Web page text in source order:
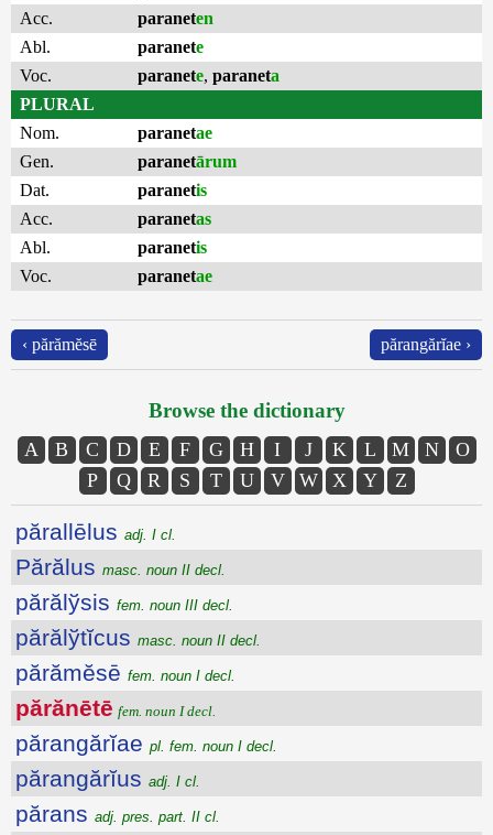
Acc.
paraneten
Abl.
paranete
Voc.
paranete, paraneta
PLURAL
Nom.
paranetae
Gen.
paranetārum
Dat.
paranetis
Acc.
paranetas
Abl.
paranetis
Voc.
paranetae
‹ părămĕsē părangărĭae ›
Browse the dictionary
A B C D E F G H I J K L M N
O
P
Q R S T U V W X Y Z
părallēlus adj. I cl.
Părălus masc. noun II decl.
părălўsis fem. noun III decl.
părălўtĭcus masc. noun II decl.
părămĕsē fem. noun I decl.
părănētē fem. noun I decl.
părangărĭae pl. fem. noun I decl.
părangărĭus adj. I cl.
părans adj. pres. part. II cl.